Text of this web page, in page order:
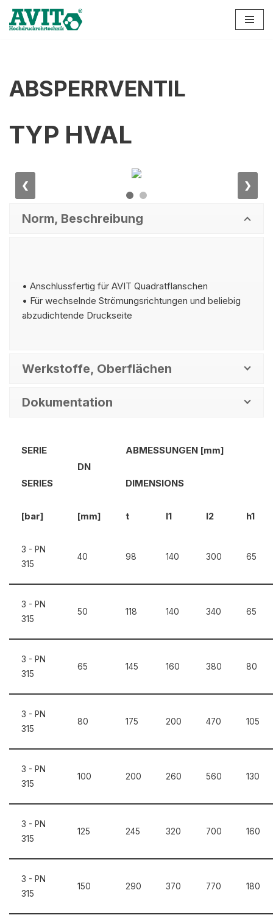
Zum
ABSPERRVENTIL
TYP HVAL
❮ ❯
Norm, Beschreibung
• Anschlussfertig für AVIT Quadratflanschen
• Für wechselnde Strömungsrichtungen und beliebig
abzudichtende Druckseite
Werkstoffe, Oberflächen
Dokumentation
SERIE
DN
ABMESSUNGEN [mm]
SERIES DIMENSIONS
[bar] [mm] t l1 l2 h1
3 - PN
315
40 98 140 300 65
3 - PN
315
50 118 140 340 65
3 - PN
315
65 145 160 380 80
3 - PN
315
80 175 200 470 105
3 - PN
315
100 200 260 560 130
3 - PN
315
125 245 320 700 160
3 - PN
315
150 290 370 770 180